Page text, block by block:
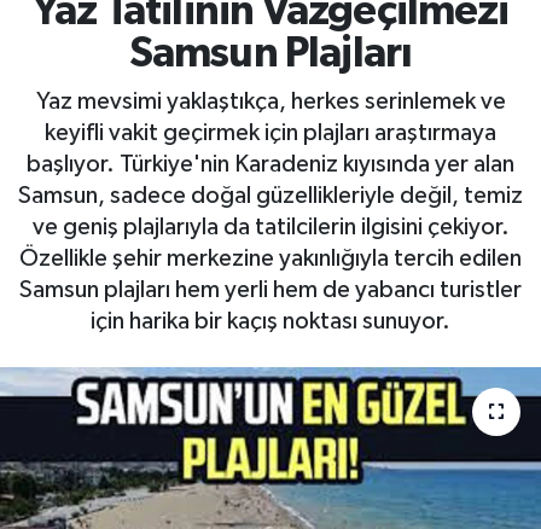
Yaz Tatilinin Vazgeçilmezi
Samsun Plajları
Yaz mevsimi yaklaştıkça, herkes serinlemek ve
keyifli vakit geçirmek için plajları araştırmaya
başlıyor. Türkiye'nin Karadeniz kıyısında yer alan
Samsun, sadece doğal güzellikleriyle değil, temiz
ve geniş plajlarıyla da tatilcilerin ilgisini çekiyor.
Özellikle şehir merkezine yakınlığıyla tercih edilen
Samsun plajları hem yerli hem de yabancı turistler
için harika bir kaçış noktası sunuyor.